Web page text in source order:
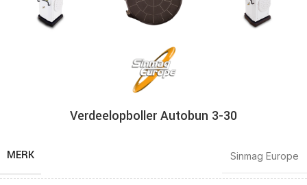
Verdeelopboller Autobun 3-30
MERK Sinmag Europe